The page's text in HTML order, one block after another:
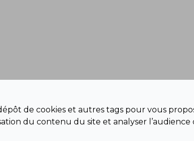
de cookies et autres tags pour vous
du contenu du site et analyser